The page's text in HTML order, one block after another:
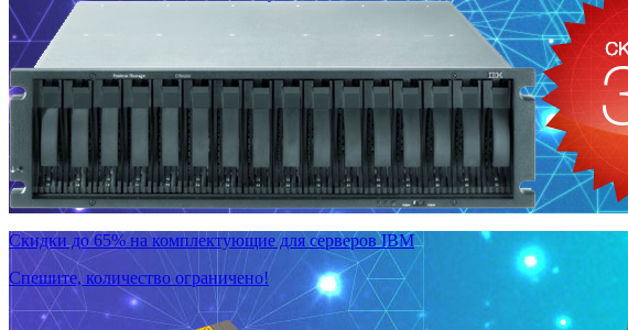
Скидки до 65% на комплектующие для серверов IBM
Спешите, количество ограничено!